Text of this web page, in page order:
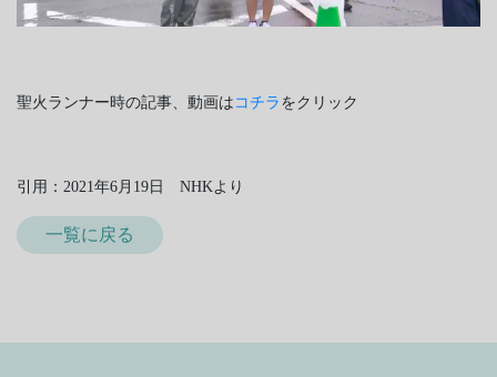
聖火ランナー時の記事、動画は コチラ をクリック
引用：2021年6月19日 NHKより
一覧に戻る